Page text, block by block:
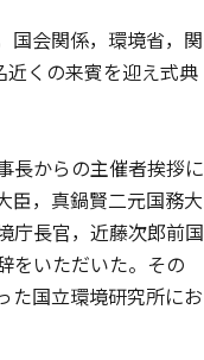
国会関係，環境省，関
くの来賓を迎え式典
長からの主催者挨拶に
臣，真鍋賢二元国務大
庁長官，近藤次郎前国
をいただいた。その
た国立環境研究所にお